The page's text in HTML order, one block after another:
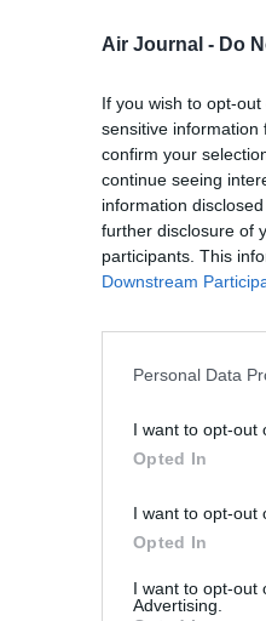
Air Journal - Do
If you wish to opt-
sensitive information
confirm your
continue seeing
information
further disclosure of
participants. This
Downstream
Personal Data
I want to opt-out
Opted In
I want to opt-out
Opted In
I want to opt-out
Advertising.
le système de régulation
que ce qu’elle aurait dû, au
l’économie espagnole. Cela
régional Europe de l’IATA,
si cette hausse était
régulé le plus élevé
sur les prévisions de
une
trafic, déterminantes pour
sur des études
croissance moyenne de 3,6
En retenant ces
un programme
sur capital de 6,35
retient une croissance plus
plusieurs contraintes
ou en vue dans
la chaîne
appareils, ainsi que la
sous l’effet de la
et des pressions